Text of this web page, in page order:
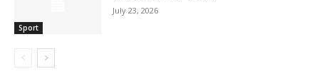
Sport
July 23, 2026